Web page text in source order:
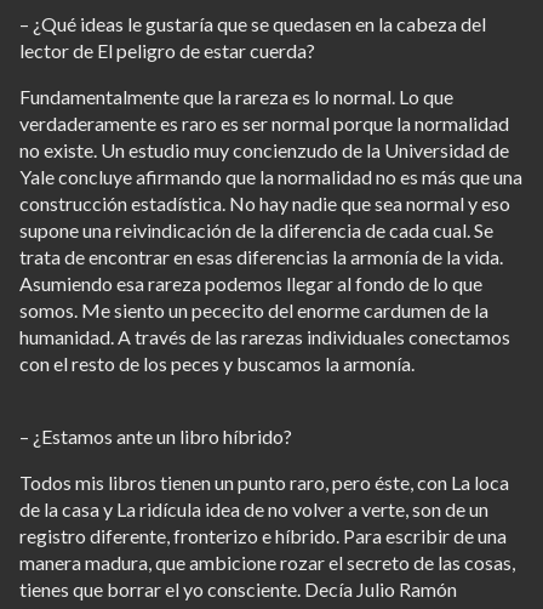
– ¿Qué ideas le gustaría que se quedasen en la cabeza del
lector de El peligro de estar cuerda?
Fundamentalmente que la rareza es lo normal. Lo que
verdaderamente es raro es ser normal porque la normalidad
no existe. Un estudio muy concienzudo de la Universidad de
Yale concluye afirmando que la normalidad no es más que una
construcción estadística. No hay nadie que sea normal y eso
supone una reivindicación de la diferencia de cada cual. Se
trata de encontrar en esas diferencias la armonía de la vida.
Asumiendo esa rareza podemos llegar al fondo de lo que
somos. Me siento un pececito del enorme cardumen de la
humanidad. A través de las rarezas individuales conectamos
con el resto de los peces y buscamos la armonía.
– ¿Estamos ante un libro híbrido?
Todos mis libros tienen un punto raro, pero éste, con La loca
de la casa y La ridícula idea de no volver a verte, son de un
registro diferente, fronterizo e híbrido. Para escribir de una
manera madura, que ambicione rozar el secreto de las cosas,
tienes que borrar el yo consciente. Decía Julio Ramón